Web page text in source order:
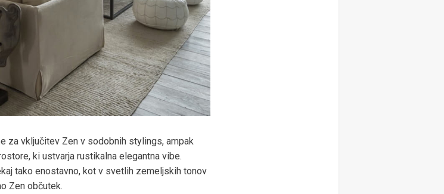
za vključitev Zen v sodobnih stylings, ampak
ki ustvarja rustikalna elegantna vibe.
​​tako enostavno, kot v svetlih zemeljskih tonov
Zen občutek.